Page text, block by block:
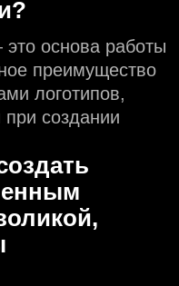
основа работы
преимущество
логотипов,
создании